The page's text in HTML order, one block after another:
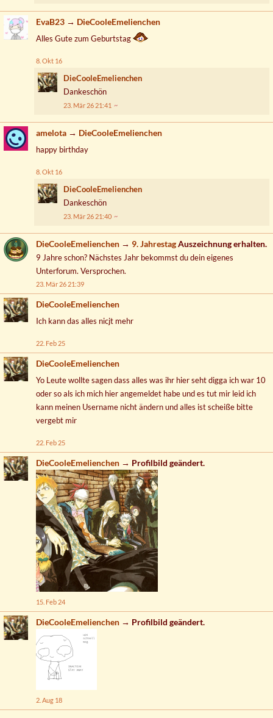
EvaB23 → DieCooleEmelienchen
Alles Gute zum Geburtstag
8. Okt 16
DieCooleEmelienchen
Dankeschön
23. Mär 26 21:41
amelota → DieCooleEmelienchen
happy birthday
8. Okt 16
DieCooleEmelienchen
Dankeschön
23. Mär 26 21:40
DieCooleEmelienchen → 9. JahrestagAuszeichnung erhalten.
9 Jahre schon? Nächstes Jahr bekommst du dein eigenes
Unterforum. Versprochen.
23. Mär 26 21:39
DieCooleEmelienchen
Ich kann das alles nicjt mehr
22. Feb 25
DieCooleEmelienchen
Yo Leute wollte sagen dass alles was ihr hier seht digga ich war 10
oder so als ich mich hier angemeldet habe und es tut mir leid ich
kann meinen Username nicht ändern und alles ist scheiße bitte
vergebt mir
22. Feb 25
DieCooleEmelienchen → Profilbild geändert.
15. Feb 24
DieCooleEmelienchen → Profilbild geändert.
2. Aug 18